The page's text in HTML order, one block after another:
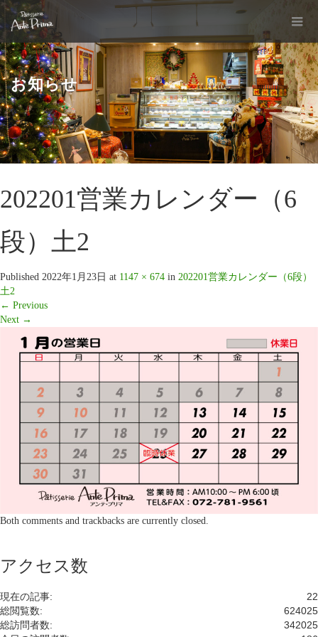
お知らせ
202201営業カレンダー（6
段）土2
Published 2022年1月23日 at 1147 × 674 in 202201営業カレンダー（6段）
土2
← Previous
Next →
Both comments and trackbacks are currently closed.
アクセス数
22
現在の記事:
624025
総閲覧数:
342025
総訪問者数: